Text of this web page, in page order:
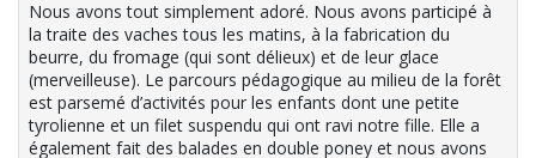
Nous avons tout simplement adoré. Nous avons participé à
la traite des vaches tous les matins, à la fabrication du
beurre, du fromage (qui sont délieux) et de leur glace
(merveilleuse). Le parcours pédagogique au milieu de la forêt
est parsemé d’activités pour les enfants dont une petite
tyrolienne et un filet suspendu qui ont ravi notre fille. Elle a
également fait des balades en double poney et nous avons